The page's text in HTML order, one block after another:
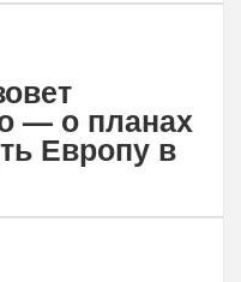
— о планах
Европу в